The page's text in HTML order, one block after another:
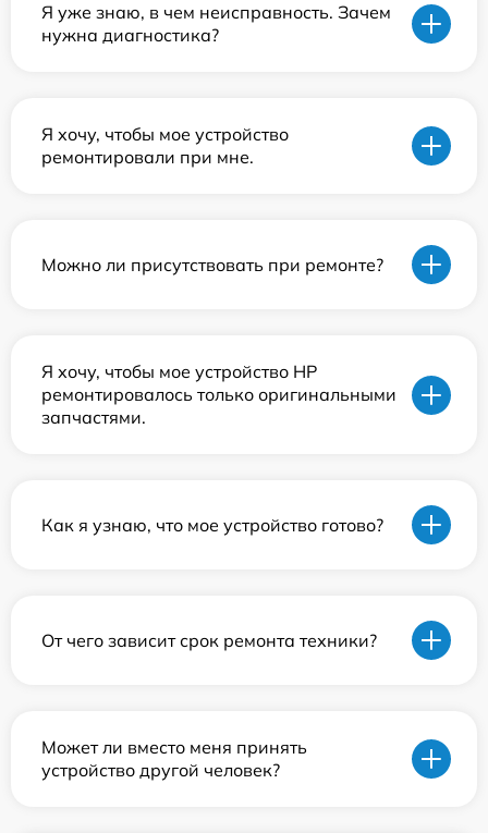
Я уже знаю, в чем неисправность. Зачем
нужна диагностика?
Я хочу, чтобы мое устройство
ремонтировали при мне.
Можно ли присутствовать при ремонте?
Я хочу, чтобы мое устройство HP
ремонтировалось только оригинальными
запчастями.
Как я узнаю, что мое устройство готово?
От чего зависит срок ремонта техники?
Может ли вместо меня принять
устройство другой человек?